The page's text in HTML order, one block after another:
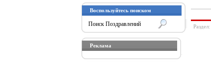
Воспользуйтесь поиском
Реклама
Раздел: